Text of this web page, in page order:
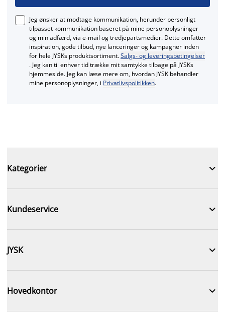
Jeg ønsker at modtage kommunikation, herunder personligt
tilpasset kommunikation baseret på mine personoplysninger
og min adfærd, via e‑mail og tredjepartsmedier. Dette omfatter
inspiration, gode tilbud, nye lanceringer og kampagner inden
for hele JYSKs produktsortiment.Salgs- og leveringsbetingelser
. Jeg kan til enhver tid trække mit samtykke tilbage på JYSKs
hjemmeside. Jeg kan læse mere om, hvordan JYSK behandler
mine personoplysninger, i Privatlivspolitikken.
Kategorier 
Kundeservice 
JYSK 
Hovedkontor 